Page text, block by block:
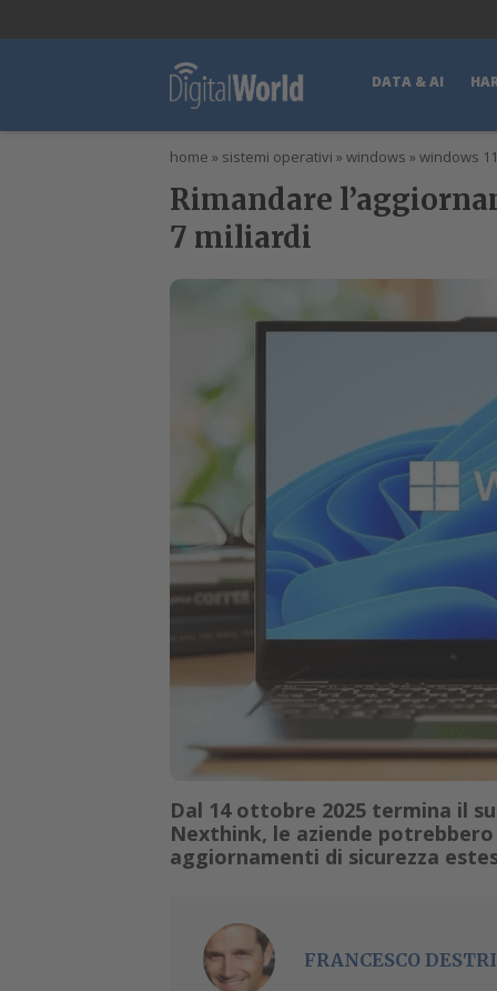
DATA & AI
home » sistemi operativi » windows » windows 11
Rimandare
7 miliardi
Dal 14 ottobre 2025 termina il
Nexthink, le aziende
aggiornamenti di sicurezza
FRANCESCO DESTRI